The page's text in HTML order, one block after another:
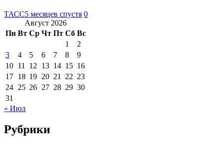
ТАСС5 месяцев спустя 0
Август 2026
Пн Вт Ср Чт Пт Сб Вс
1
2
3
4 5 6 7 8
9
10 11 12 13 14 15 16
17 18 19 20 21 22 23
24 25 26 27 28 29 30
31
« Июл
Рубрики